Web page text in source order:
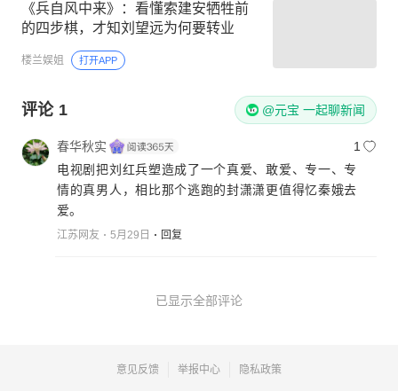
《兵自风中来》：看懂索建安牺牲前
的四步棋，才知刘望远为何要转业
楼兰娱姐 打开APP
评论 1 @元宝 一起聊新闻
春华秋实
1
电视剧把刘红兵塑造成了一个真爱、敢爱、专一、专
情的真男人，相比那个逃跑的封潇潇更值得忆秦娥去
爱。
江苏网友 5月29日 回复
已显示全部评论
意见反馈 举报中心 隐私政策